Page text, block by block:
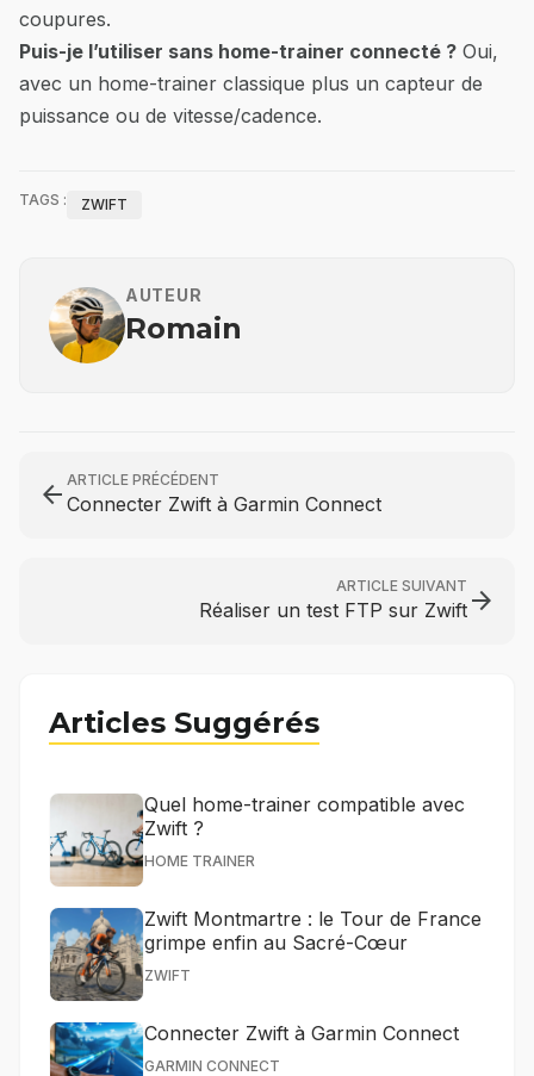
coupures.
Puis-je l’utiliser sans home-trainer connecté ? Oui,
avec un home-trainer classique plus un capteur de
puissance ou de vitesse/cadence.
TAGS : ZWIFT
AUTEUR
Romain
arrow_back ARTICLE PRÉCÉDENT
Connecter Zwift à Garmin Connect
ARTICLE SUIVANT
Réaliser un test FTP sur Zwift arrow_forward
Articles Suggérés
Quel home-trainer compatible avec
Zwift ?
HOME TRAINER
Zwift Montmartre : le Tour de France
grimpe enfin au Sacré-Cœur
ZWIFT
Connecter Zwift à Garmin Connect
GARMIN CONNECT